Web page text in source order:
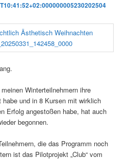
Winterteilnehmern ihre
und in 8 Kursen mit wirklich
Erfolg angestoßen habe, hat auch
begonnen.
die das Programm noch
ist das Pilotprojekt „Club“ vom